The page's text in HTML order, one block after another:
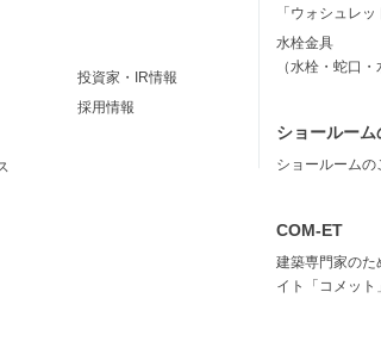
投資家・IR情報
採用情報
「ウォシュレッ
水栓金具
（水栓・蛇口・
ショールーム
ショールームの
COM-ET
建築専門家のた
イト「コメット」